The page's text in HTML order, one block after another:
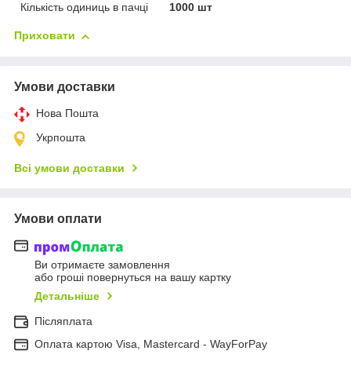
Кількість одиниць в пачці
1000 шт
Приховати
Умови доставки
Нова Пошта
Укрпошта
Всі умови доставки
Умови оплати
Ви отримаєте замовлення
або гроші повернуться на вашу картку
Детальніше
Післяплата
Оплата картою Visa, Mastercard - WayForPay